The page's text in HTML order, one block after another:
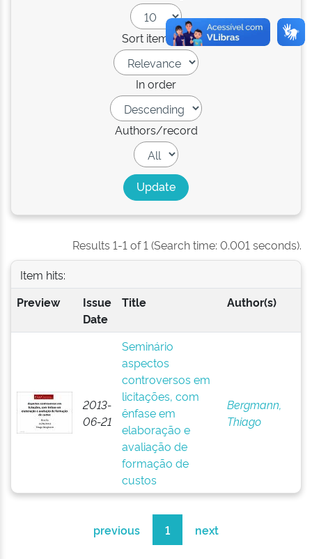
Sort items by
In order
Authors/record
Results 1-1 of 1 (Search time: 0.001 seconds).
Item hits:
Preview
Issue
Date
Title Author(s)
2013-
06-21
Seminário
aspectos
controversos em
licitações, com
ênfase em
elaboração e
avaliação de
formação de
custos
Bergmann,
Thiago
previous 1 next